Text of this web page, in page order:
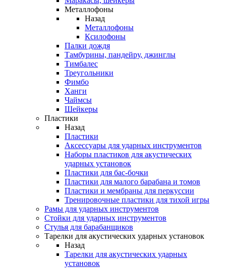
Металлофоны
Назад
Металлофоны
Ксилофоны
Палки дождя
Тамбурины, пандейру, джинглы
Тимбалес
Треугольники
Фимбо
Ханги
Чаймсы
Шейкеры
Пластики
Назад
Пластики
Аксессуары для ударных инструментов
Наборы пластиков для акустических
ударных установок
Пластики для бас-бочки
Пластики для малого барабана и томов
Пластики и мембраны для перкуссии
Тренировочные пластики для тихой игры
Рамы для ударных инструментов
Стойки для ударных инструментов
Стулья для барабанщиков
Тарелки для акустических ударных установок
Назад
Тарелки для акустических ударных
установок